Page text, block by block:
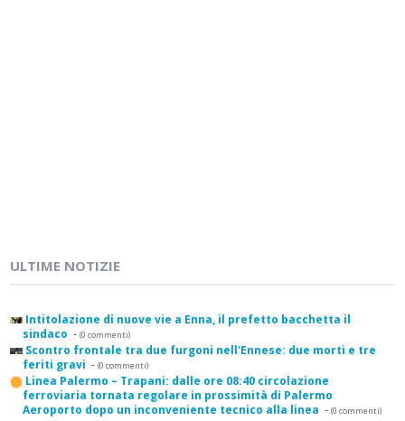
ULTIME NOTIZIE
Intitolazione di nuove vie a Enna, il prefetto bacchetta il
sindaco - (0 commenti)
Scontro frontale tra due furgoni nell'Ennese: due morti e tre
feriti gravi - (0 commenti)
Linea Palermo – Trapani: dalle ore 08:40 circolazione
ferroviaria tornata regolare in prossimità di Palermo
Aeroporto dopo un inconveniente tecnico alla linea - (0 commenti)